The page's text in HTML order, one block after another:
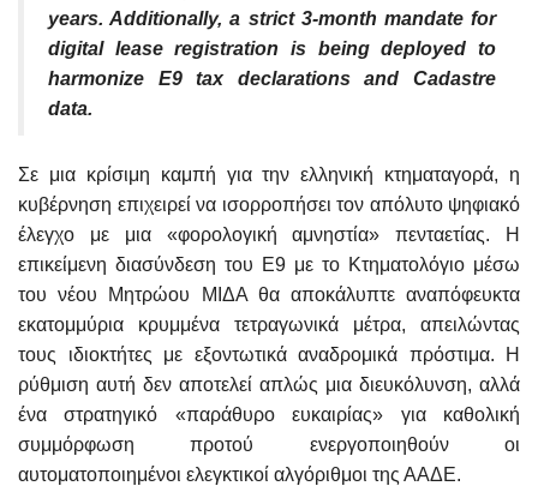
years. Additionally, a strict 3-month mandate for
digital lease registration is being deployed to
harmonize E9 tax declarations and Cadastre
data.
Σε μια κρίσιμη καμπή για την ελληνική κτηματαγορά, η
κυβέρνηση επιχειρεί να ισορροπήσει τον απόλυτο ψηφιακό
έλεγχο με μια «φορολογική αμνηστία» πενταετίας. Η
επικείμενη διασύνδεση του Ε9 με το Κτηματολόγιο μέσω
του νέου Μητρώου ΜΙΔΑ θα αποκάλυπτε αναπόφευκτα
εκατομμύρια κρυμμένα τετραγωνικά μέτρα, απειλώντας
τους ιδιοκτήτες με εξοντωτικά αναδρομικά πρόστιμα. Η
ρύθμιση αυτή δεν αποτελεί απλώς μια διευκόλυνση, αλλά
ένα στρατηγικό «παράθυρο ευκαιρίας» για καθολική
συμμόρφωση προτού ενεργοποιηθούν οι
αυτοματοποιημένοι ελεγκτικοί αλγόριθμοι της ΑΑΔΕ.